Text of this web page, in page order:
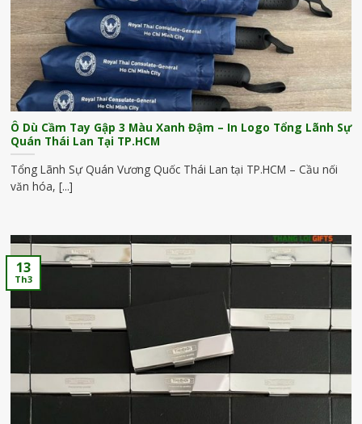
Ô Dù Cầm Tay Gập 3 Màu Xanh Đậm – In Logo Tổng Lãnh Sự
Quán Thái Lan Tại TP.HCM
Tổng Lãnh Sự Quán Vương Quốc Thái Lan tại TP.HCM – Cầu nối
văn hóa, [...]
13
Th3